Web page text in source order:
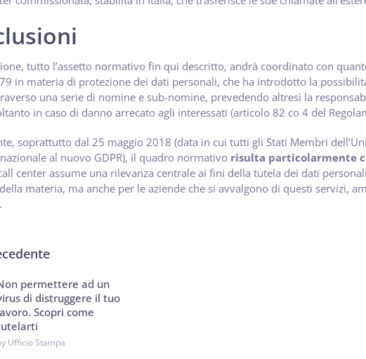
tutto l’assetto normativo fin qui descritto, andrà coordinato con
in materia di protezione dei dati personali, che ha introdotto la
una serie di nomine e sub-nomine, prevedendo altresì la
in caso di danno arrecato agli interessati (articolo 82 co 4 del
soprattutto dal 25 maggio 2018 (data in cui tutti gli Stati Membri
al nuovo GDPR), il quadro normativo risulta particolarmente
center assume una rilevanza centrale ai fini della tutela dei dati
materia, ma anche per le aziende che si avvalgono di questi servizi,
permettere ad un
di distruggere il tuo
Scopri come
Ufficio Stampa